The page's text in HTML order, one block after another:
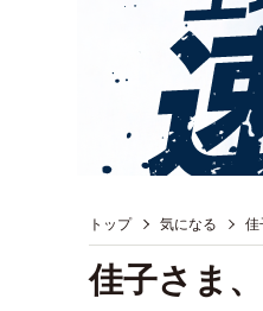
トップ 気になる 佳
佳子さま